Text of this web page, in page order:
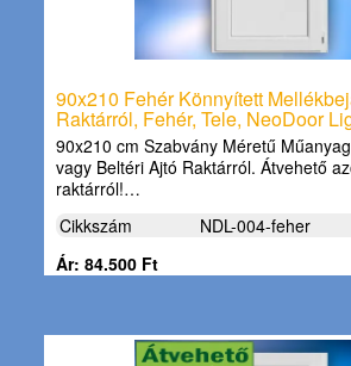
90x210 Fehér Könnyített
Raktárról, Fehér, Tele, NeoDoor
90x210 cm Szabvány Méretű
vagy Beltéri Ajtó Raktárról. Átvehető
raktárról!…
Cikkszám
NDL-004-feher
Ár: 84.500 Ft